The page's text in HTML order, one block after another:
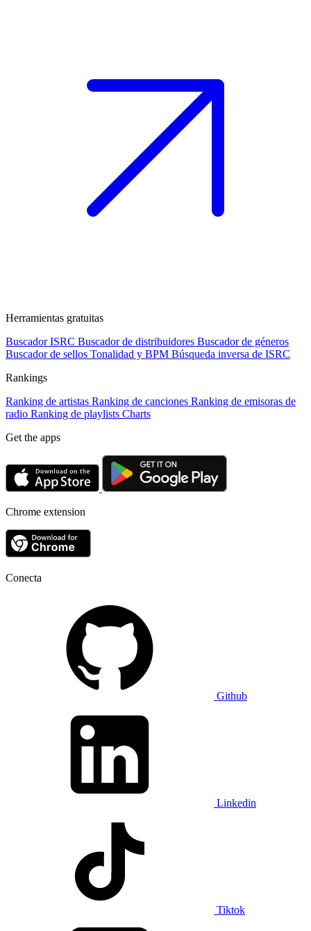
Herramientas gratuitas
Buscador ISRC Buscador de distribuidores Buscador de géneros
Buscador de sellos Tonalidad y BPM Búsqueda inversa de ISRC
Rankings
Ranking de artistas Ranking de canciones Ranking de emisoras de
radio Ranking de playlists Charts
Get the apps
Chrome extension
Conecta
Github
Linkedin
Tiktok